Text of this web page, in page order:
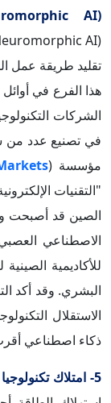
(Neuromorphic AI):
تقليد طريقة عمل
هذا الفرع في أوائل
الشركات
في تصنيع عدد من
مؤسسة (
الصين قد أصبحت
الاصطناعي
للأكاديمية
البشري. وقد أكد
الاستقلال
ذكاء اصطناعي
5- امتلاك تكنولوجيا ذكاء اصطناعي مستدامة وصديقة للبيئة: